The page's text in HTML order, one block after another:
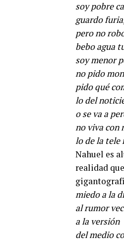
soy pobre
guardo
pero no
bebo agua
soy menor
no pido
pido qué
lo del
o se va a
no viva con
lo de la tele
Nahuel es
realidad
miedo a la
al rumor
a la versión
del medio